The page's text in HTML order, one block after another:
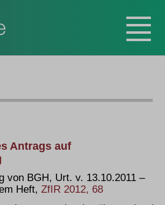
Antrags auf
von BGH, Urt. v. 13.10.2011 –
Heft, ZfIR 2012, 68